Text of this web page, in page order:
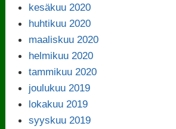
kesäkuu 2020
huhtikuu 2020
maaliskuu 2020
helmikuu 2020
tammikuu 2020
joulukuu 2019
lokakuu 2019
syyskuu 2019